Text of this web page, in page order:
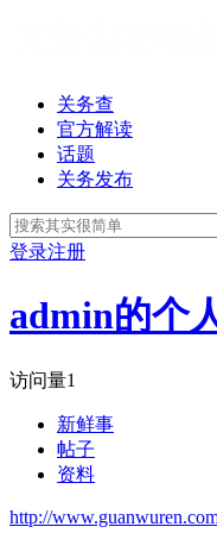
关务查
官方解读
话题
关务发布
登录注册
admin的个
访问量1
新鲜事
帖子
资料
http://